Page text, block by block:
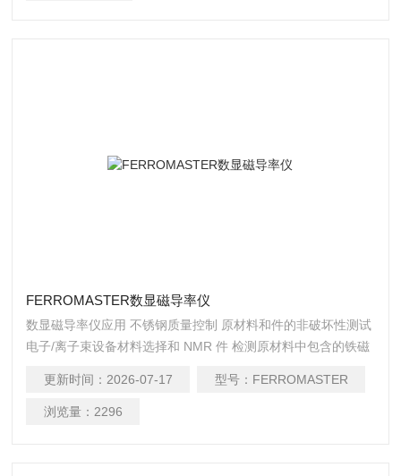
FERROMASTER数显磁导率仪
数显磁导率仪应用 不锈钢质量控制 原材料和件的非破坏性测试
电子/离子束设备材料选择和 NMR 件 检测原材料中包含的铁磁
更新时间： 2026-07-17 型号： FERROMASTER
浏览量： 2296